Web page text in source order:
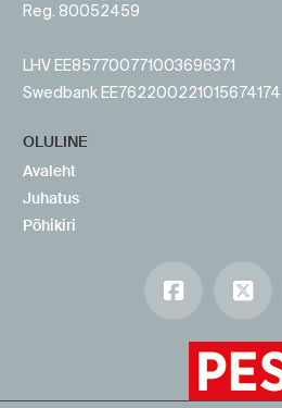
Reg. 80052459
LHV EE857700771003696371
Swedbank EE762200221015674174
OLULINE
Avaleht
Juhatus
Põhikiri
Facebook
X